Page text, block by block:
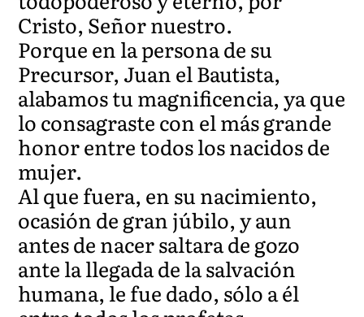
Cristo, Señor nuestro.
Porque en la persona de su
Precursor, Juan el Bautista,
alabamos tu magnificencia, ya que
lo consagraste con el más grande
honor entre todos los nacidos de
mujer.
Al que fuera, en su nacimiento,
ocasión de gran júbilo, y aun
antes de nacer saltara de gozo
ante la llegada de la salvación
humana, le fue dado, sólo a él